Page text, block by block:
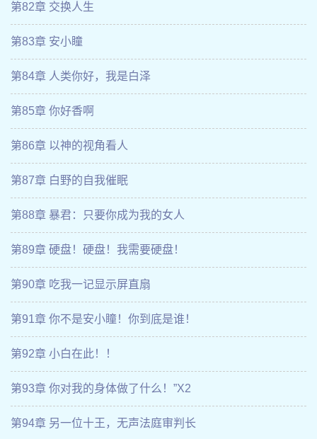
第82章 交换人生
第83章 安小瞳
第84章 人类你好，我是白泽
第85章 你好香啊
第86章 以神的视角看人
第87章 白野的自我催眠
第88章 暴君：只要你成为我的女人
第89章 硬盘！硬盘！我需要硬盘！
第90章 吃我一记显示屏直扇
第91章 你不是安小瞳！你到底是谁！
第92章 小白在此！！
第93章 你对我的身体做了什么！”X2
第94章 另一位十王，无声法庭审判长